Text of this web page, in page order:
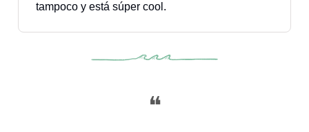
tampoco y está súper cool.
❝